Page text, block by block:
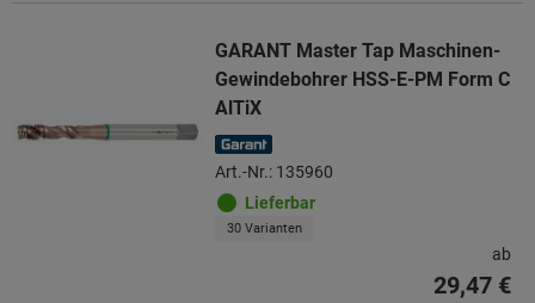
GARANT Master Tap Maschinen-
Gewindebohrer HSS-E-PM Form C
AlTiX
Art.-Nr.: 135960
Lieferbar
30 Varianten
ab
29,47 €